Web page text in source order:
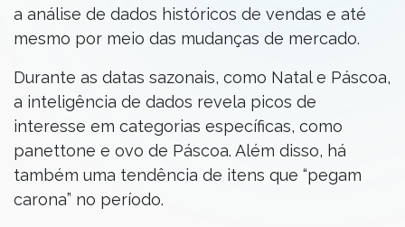
a análise de dados históricos de vendas e até
mesmo por meio das mudanças de mercado.
Durante as datas sazonais, como Natal e Páscoa,
a inteligência de dados revela picos de
interesse em categorias específicas, como
panettone e ovo de Páscoa. Além disso, há
também uma tendência de itens que “pegam
carona” no período.